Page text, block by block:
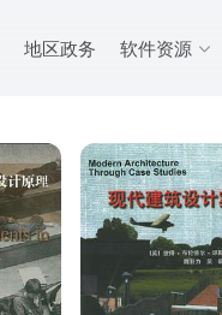
地区政务 软件资源